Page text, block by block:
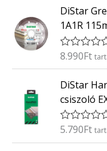
/
5
é
k
e
l
é
s
:
/
5
DiStar
1A1R
É
é
e
l
é
s
:
8.990Ft
DiStar
csiszoló
É
5.790Ft